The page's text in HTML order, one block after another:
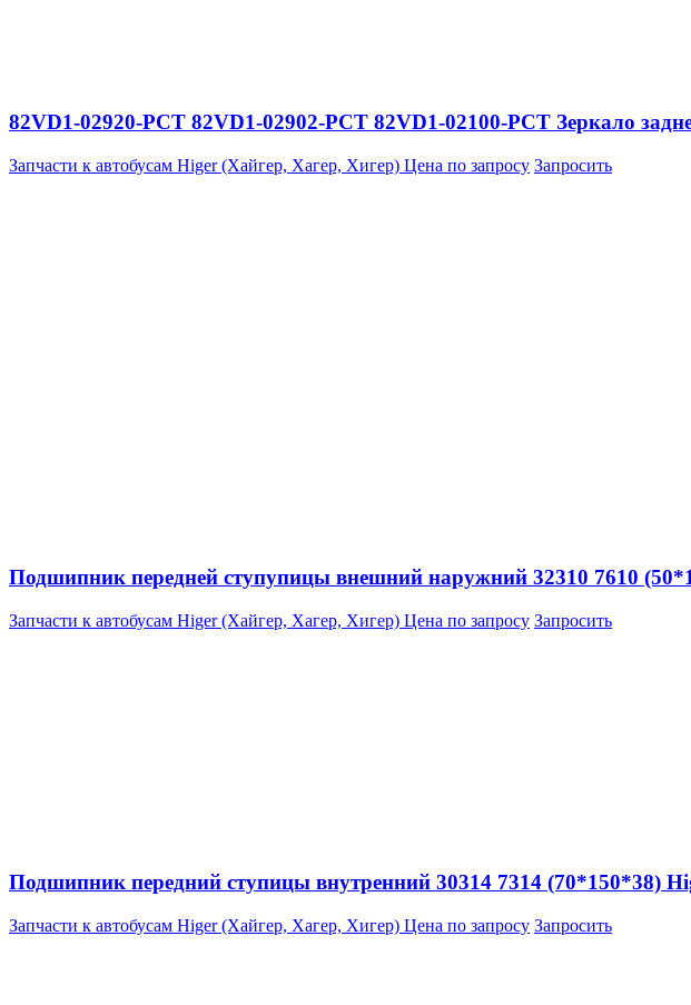
82VD1-02920-PCT 82VD1-02902-PCT 82VD1-02100-PCT Зеркало
Запчасти к автобусам Higer (Хайгер, Хагер, Хигер) Цена по запросу Запросить
Подшипник передней ступупицы внешний наружний 32310 7610
Запчасти к автобусам Higer (Хайгер, Хагер, Хигер) Цена по запросу Запросить
Подшипник передний ступицы внутренний 30314 7314 (70*150*38)
Запчасти к автобусам Higer (Хайгер, Хагер, Хигер) Цена по запросу Запросить